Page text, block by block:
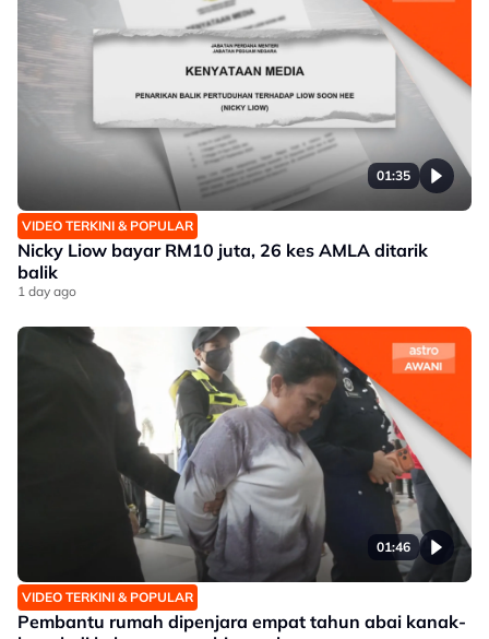
01:35
VIDEO TERKINI & POPULAR
Nicky Liow bayar RM10 juta, 26 kes AMLA ditarik
balik
1 day ago
01:46
VIDEO TERKINI & POPULAR
Pembantu rumah dipenjara empat tahun abai kanak-